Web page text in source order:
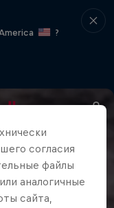
?
согласия
файлы
аналогичные
сайта,